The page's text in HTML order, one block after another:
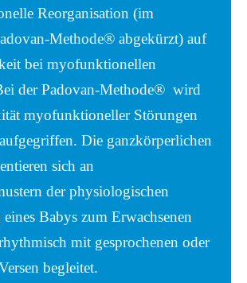
Reorganisation (im
Methode® abgekürzt) auf
bei myofunktionellen
der Padovan-Methode® wird
myofunktioneller Störungen
Die ganzkörperlichen
sich an
der physiologischen
Babys zum Erwachsenen
mit gesprochenen oder
begleitet.